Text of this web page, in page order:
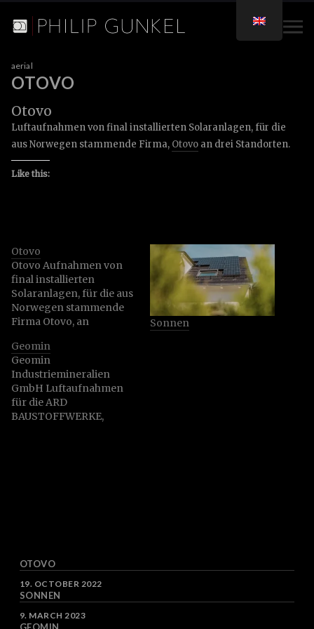
aerial
OTOVO
Otovo
Luftaufnahmen von final installierten Solaranlagen, für die
aus Norwegen stammende Firma, Otovo an drei Standorten.
Like this:
Otovo
Otovo Aufnahmen von
final installierten
Solaranlagen, für die aus
Norwegen stammende
Firma Otovo, an
Standorten in
Deutschland.
Sonnen
Geomin
Geomin
Industriemineralien
GmbH Luftaufnahmen
für die ARD
BAUSTOFFWERKE,
weißem Marmor in
Deutschland. An
insgesamt drei
Standorten im
OTOVO
DATE
19. OCTOBER 2022
SONNEN
DATE
9. MARCH 2023